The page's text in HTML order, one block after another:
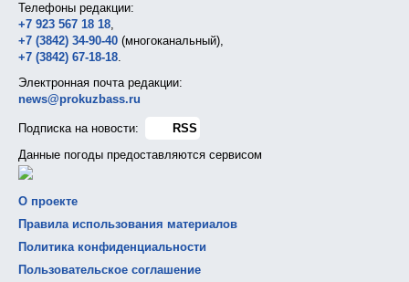
Телефоны редакции:
+7 923 567 18 18,
+7 (3842) 34-90-40 (многоканальный),
+7 (3842) 67-18-18.
Электронная почта редакции:
news@prokuzbass.ru
Подписка на новости:
RSS
Данные погоды предоставляются сервисом
О проекте
Правила использования материалов
Политика конфиденциальности
Пользовательское соглашение